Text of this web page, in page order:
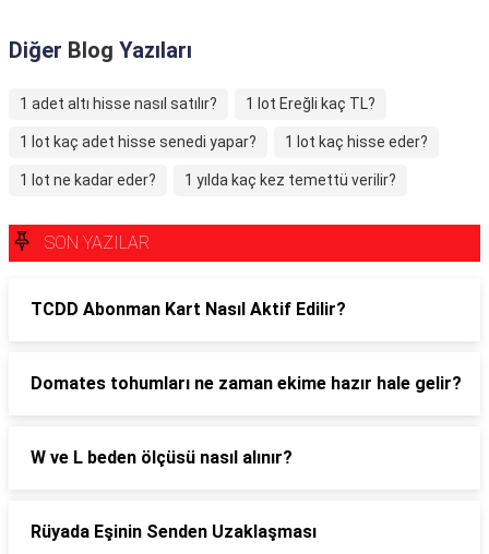
Diğer Blog Yazıları
1 adet altı hisse nasıl satılır? 1 lot Ereğli kaç TL?
1 lot kaç adet hisse senedi yapar? 1 lot kaç hisse eder?
1 lot ne kadar eder? 1 yılda kaç kez temettü verilir?
SON YAZILAR
TCDD Abonman Kart Nasıl Aktif Edilir?
Domates tohumları ne zaman ekime hazır hale gelir?
W ve L beden ölçüsü nasıl alınır?
Rüyada Eşinin Senden Uzaklaşması